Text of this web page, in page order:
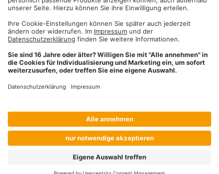
Impressum
Datenschutzhinweise
AGB und Widerrufsbelehrung
Dehner Unternehmen
Cookie-Einstellungen
Dehner Agrar GmbH & Co. KG
09090 / 77 72 72
Fax09090 / 77 73 91
agrar@dehner.de